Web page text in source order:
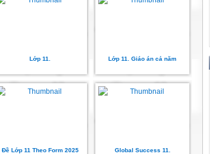
Lớp 11. Lớp 11. Giáo án cả năm
Đề Lớp 11 Theo Form 2025 Global Success 11.